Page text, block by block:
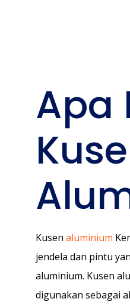
Apa
Kusen aluminium
jendela dan pintu
aluminium. Kusen
digunakan sebagai